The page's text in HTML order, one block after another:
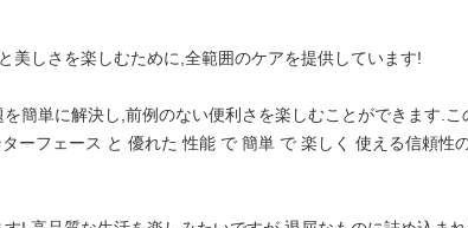
美しさを楽しむために,全範囲のケアを提供しています!
簡単に解決し,前例のない便利さを楽しむことができます.
ーフェース と 優れた 性能 で 簡単 で 楽しく 使える信頼性